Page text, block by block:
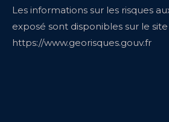
Les informations sur les risques
exposé sont disponibles sur le
https://www.georisques.gouv.fr